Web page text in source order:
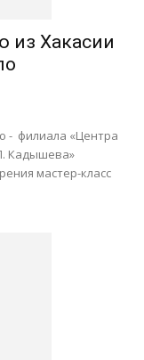
из Хакасии
- филиала «Центра
Кадышева»
мастер-класс